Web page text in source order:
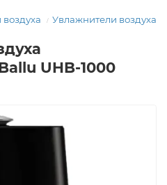
Увлажнители воздуха
UHB-1000